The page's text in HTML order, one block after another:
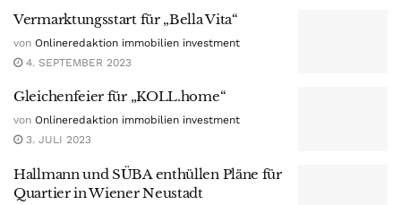
Vermarktungsstart für „Bella Vita“
von Onlineredaktion immobilien investment
4. SEPTEMBER 2023
Gleichenfeier für „KOLL.home“
von Onlineredaktion immobilien investment
3. JULI 2023
Hallmann und SÜBA enthüllen Pläne für
Quartier in Wiener Neustadt